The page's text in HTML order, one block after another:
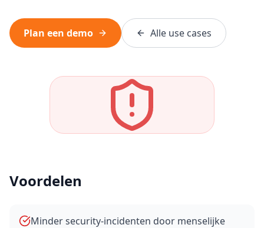
Plan een demo Alle use cases
Voordelen
Minder security-incidenten door menselijke